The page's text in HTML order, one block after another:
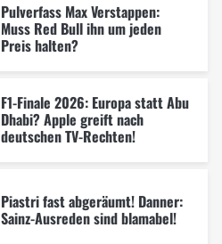
Pulverfass Max Verstappen:
Muss Red Bull ihn um jeden
Preis halten?
F1-Finale 2026: Europa statt Abu
Dhabi? Apple greift nach
deutschen TV-Rechten!
Piastri fast abgeräumt! Danner:
Sainz-Ausreden sind blamabel!